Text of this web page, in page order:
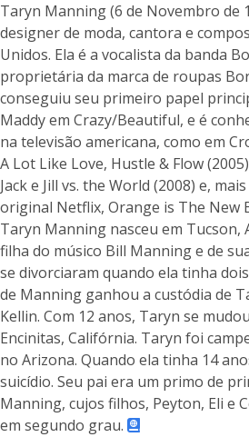
Taryn Manning (6 de Novembro de
designer de moda, cantora e
Unidos. Ela é a vocalista da banda
proprietária da marca de roupas
conseguiu seu primeiro papel
Maddy em Crazy/Beautiful, e é
na televisão americana, como em
A Lot Like Love, Hustle & Flow
Jack e Jill vs. the World (2008) e,
original Netflix, Orange is The New
Taryn Manning nasceu em Tucson,
filha do músico Bill Manning e de
se divorciaram quando ela tinha
de Manning ganhou a custódia de
Kellin. Com 12 anos, Taryn se
Encinitas, Califórnia. Taryn foi
no Arizona. Quando ela tinha 14
suicídio. Seu pai era um primo de
Manning, cujos filhos, Peyton, Eli e
em segundo grau.